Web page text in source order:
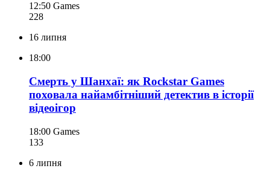
12:50 Games
228
16 липня
18:00
Смерть у Шанхаї: як Rockstar Games
поховала найамбітніший детектив в історії
відеоігор
18:00 Games
133
6 липня